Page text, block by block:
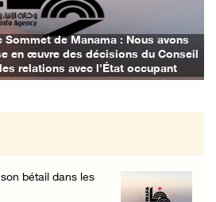
israéliennes entrave ...
: Le renou ...
maisons palestinien ...
Sommet de Manama : Nous avons
en œuvre des décisions du Conseil
relations avec l'État occupant
bétail dans les